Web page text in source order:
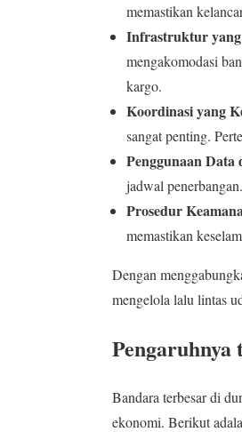
memastikan
Infrastruktur
mengakomodasi
kargo.
Koordinasi yang
sangat penting.
Penggunaan Data
jadwal
Prosedur
memastikan
Dengan
mengelola lalu lintas
Bandara terbesar di
ekonomi. Berikut